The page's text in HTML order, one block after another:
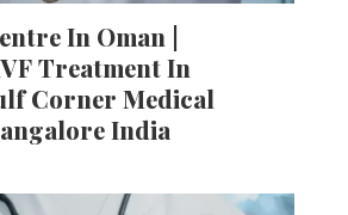
In Oman |
Treatment In
Corner Medical
India